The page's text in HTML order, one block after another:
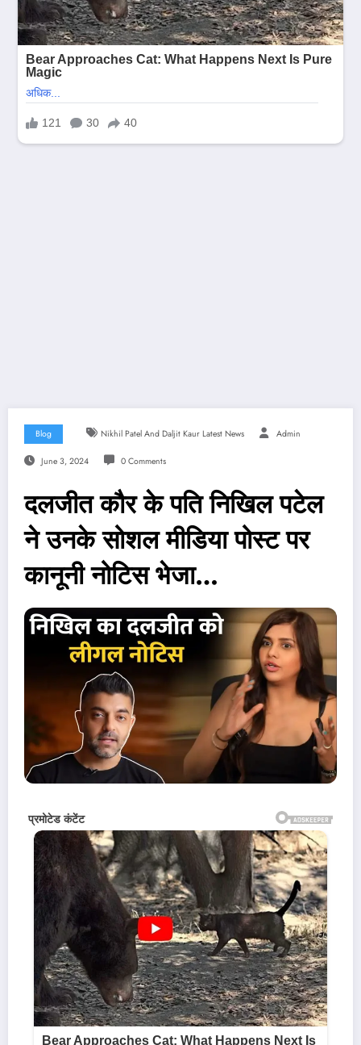
Blog Nikhil Patel And Daljit Kaur Latest News Admin
June 3, 2024 0 Comments
दलजीत कौर के पति निखिल पटेल
ने उनके सोशल मीडिया पोस्ट पर
कानूनी नोटिस भेजा…